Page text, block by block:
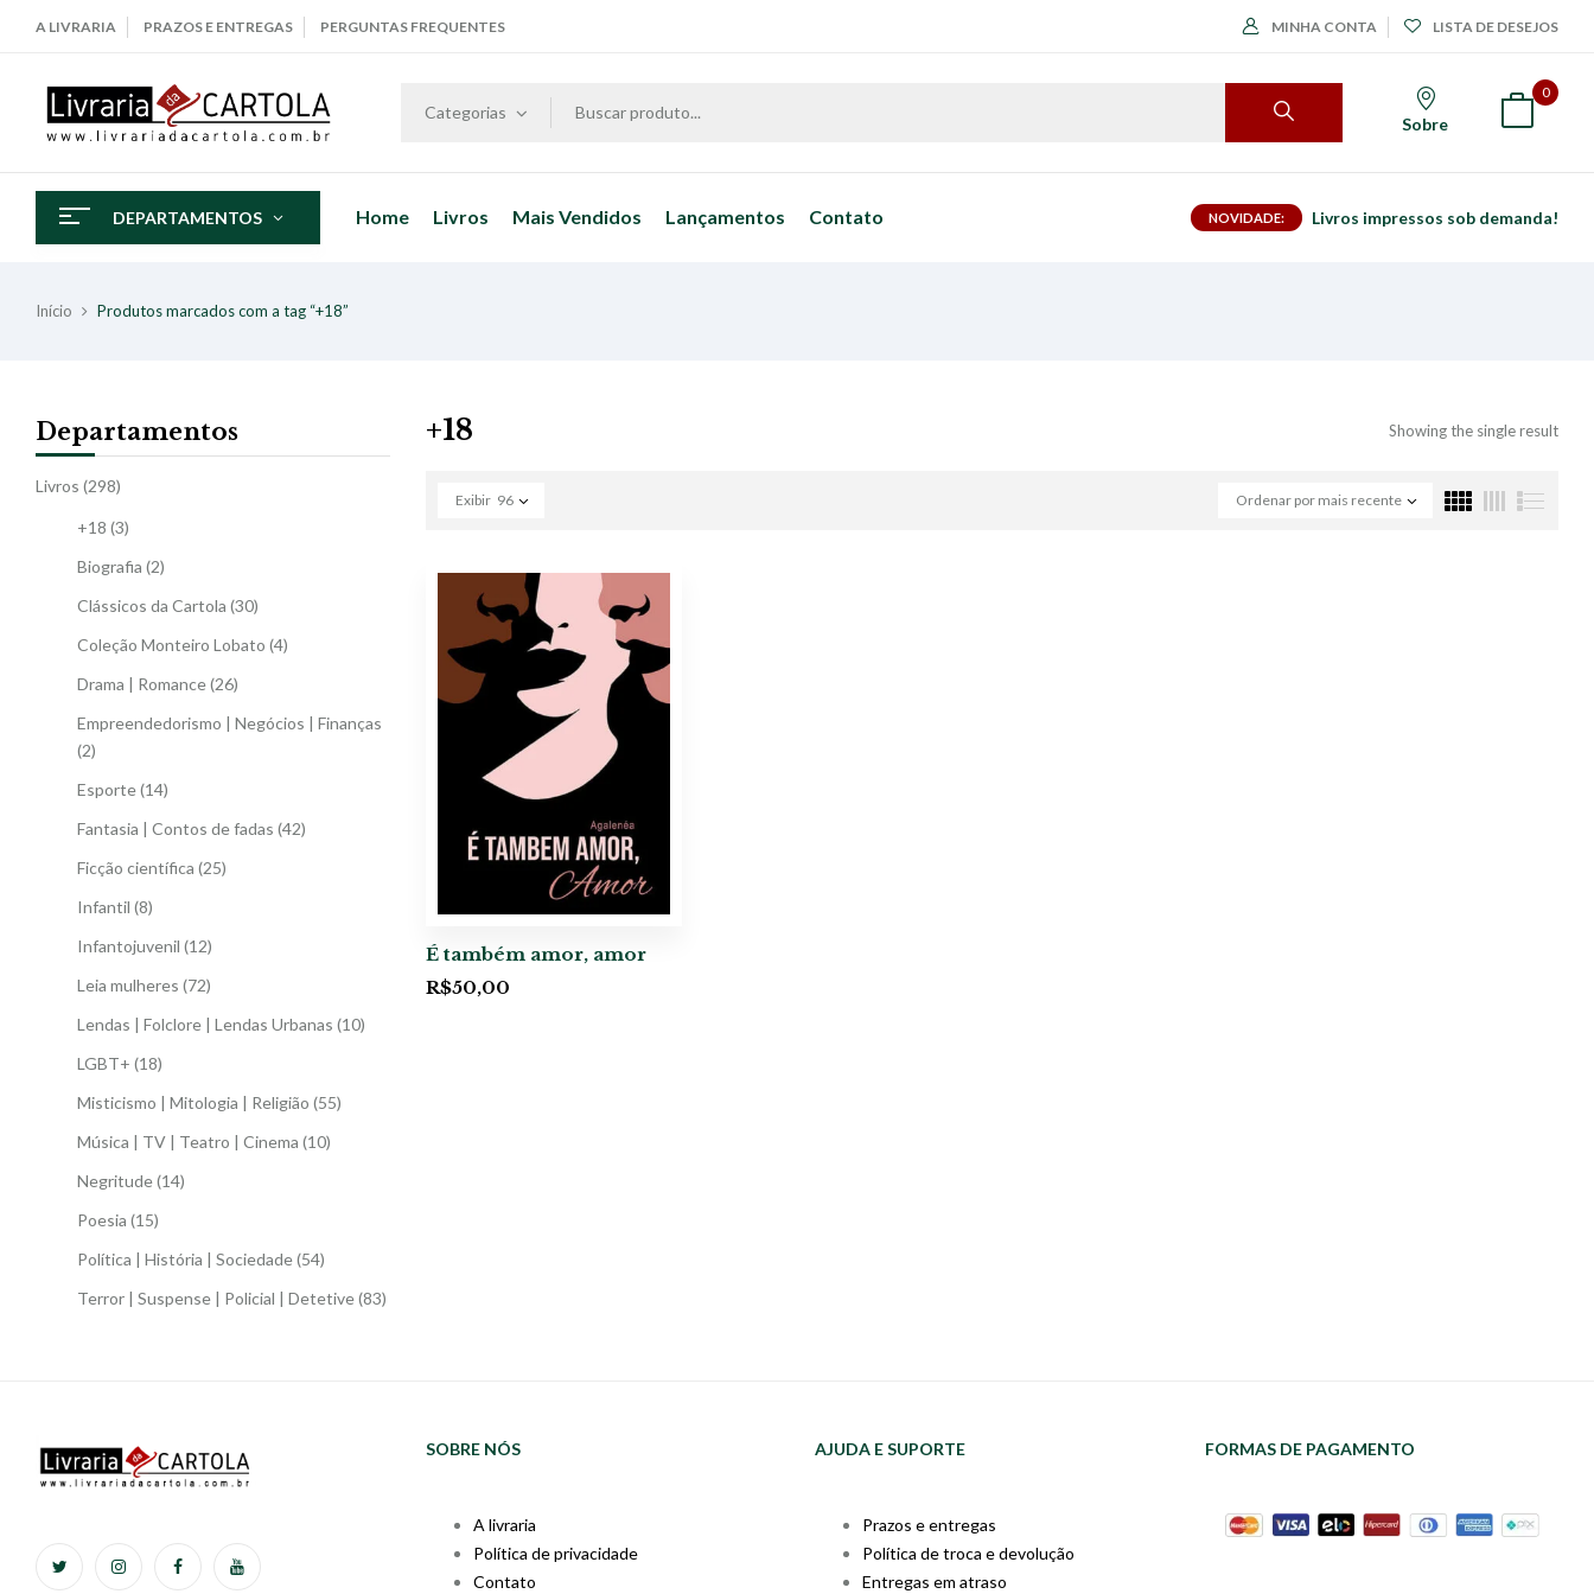
A LIVRARIA PRAZOS E ENTREGAS PERGUNTAS FREQUENTES MINHA CONTA LISTA DE DESEJOS
Categorias
Sobre
0
DEPARTAMENTOS Home Livros Mais Vendidos Lançamentos Contato NOVIDADE: Livros impressos sob demanda!
Início Produtos marcados com a tag “+18”
Departamentos
Livros (298)
+18 (3)
Biografia (2)
Clássicos da Cartola (30)
Coleção Monteiro Lobato (4)
Drama | Romance(26)
Empreendedorismo | Negócios | Finanças
(2)
Esporte(14)
Fantasia | Contos de fadas (42)
Ficção científica (25)
Infantil (8)
Infantojuvenil (12)
Leia mulheres (72)
Lendas | Folclore | Lendas Urbanas (10)
LGBT+ (18)
Misticismo | Mitologia | Religião (55)
Música | TV | Teatro | Cinema (10)
Negritude(14)
Poesia (15)
Política | História | Sociedade(54)
Terror | Suspense | Policial | Detetive(83)
+18 Showing the single result
Ordenar por mais recente
Exibir 96
É também amor, amor
R$50,00
SOBRE NÓS
A livraria
Política de privacidade
Contato
AJUDA E SUPORTE
Prazos e entregas
Política de troca e devolução
Entregas em atraso
FORMAS DE PAGAMENTO